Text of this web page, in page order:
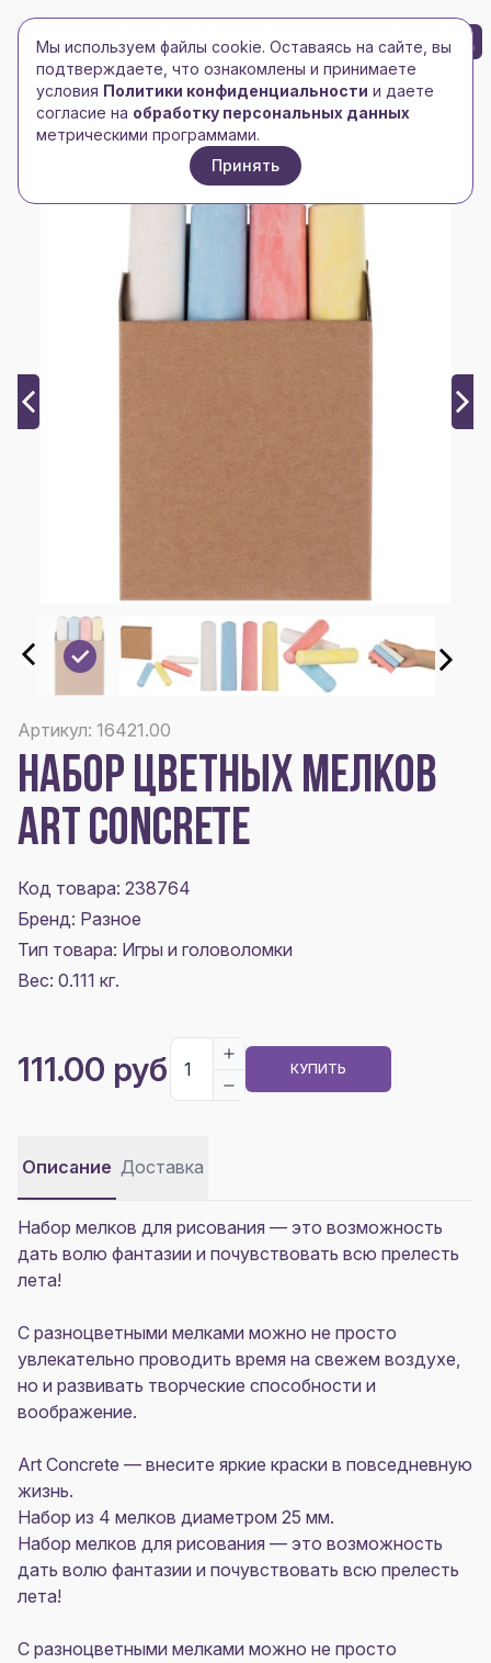
Toggle navigation
Toggle navigation
БРЕНД-ЛОГО 0
Главная/Спорт, отдых, туризм/Игры и головоломки
Набор цветных мелков Art Concrete
Артикул: 16421.00
НАБОР ЦВЕТНЫХ МЕЛКОВ
ART CONCRETE
Код товара: 238764
Бренд: Разное
Тип товара: Игры и головоломки
Вес: 0.111 кг.
111.00 руб КУПИТЬ
Описание Доставка
Набор мелков для рисования — это возможность
дать волю фантазии и почувствовать всю прелесть
лета!
С разноцветными мелками можно не просто
увлекательно проводить время на свежем воздухе,
но и развивать творческие способности и
воображение.
Art Concrete — внесите яркие краски в повседневную
жизнь.
Набор из 4 мелков диаметром 25 мм.
Набор мелков для рисования — это возможность
дать волю фантазии и почувствовать всю прелесть
лета!
С разноцветными мелками можно не просто
Мы используем файлы cookie. Оставаясь на сайте, вы
подтверждаете, что ознакомлены и принимаете
условия Политики конфиденциальности и даете
согласие на обработку персональных данных
метрическими программами.
Принять